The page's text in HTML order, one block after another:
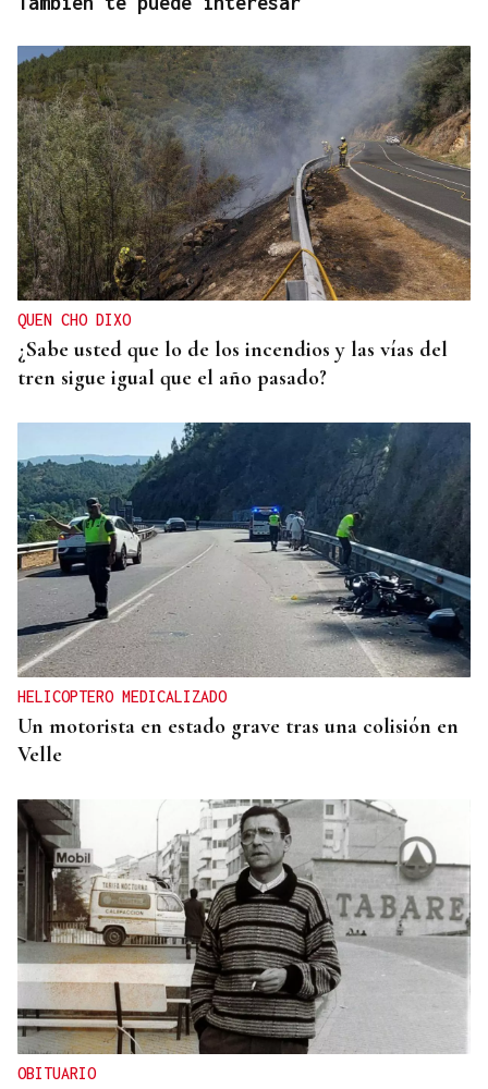
QUEN CHO DIXO
¿Sabe usted que lo de los incendios y las vías del
tren sigue igual que el año pasado?
HELICOPTERO MEDICALIZADO
Un motorista en estado grave tras una colisión en
Velle
OBITUARIO